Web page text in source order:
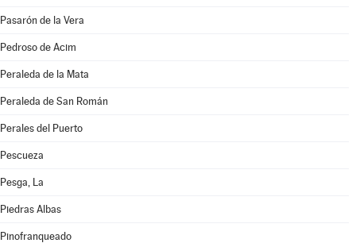
Pasarón de la Vera
Pedroso de Acim
Peraleda de la Mata
Peraleda de San Román
Perales del Puerto
Pescueza
Pesga, La
Piedras Albas
Pinofranqueado